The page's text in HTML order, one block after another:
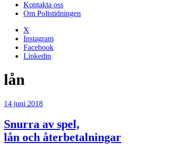
Kontakta oss
Om Polistidningen
X
Instagram
Facebook
Linkedin
lån
14 juni 2018
Snurra av spel,
lån och återbetalningar